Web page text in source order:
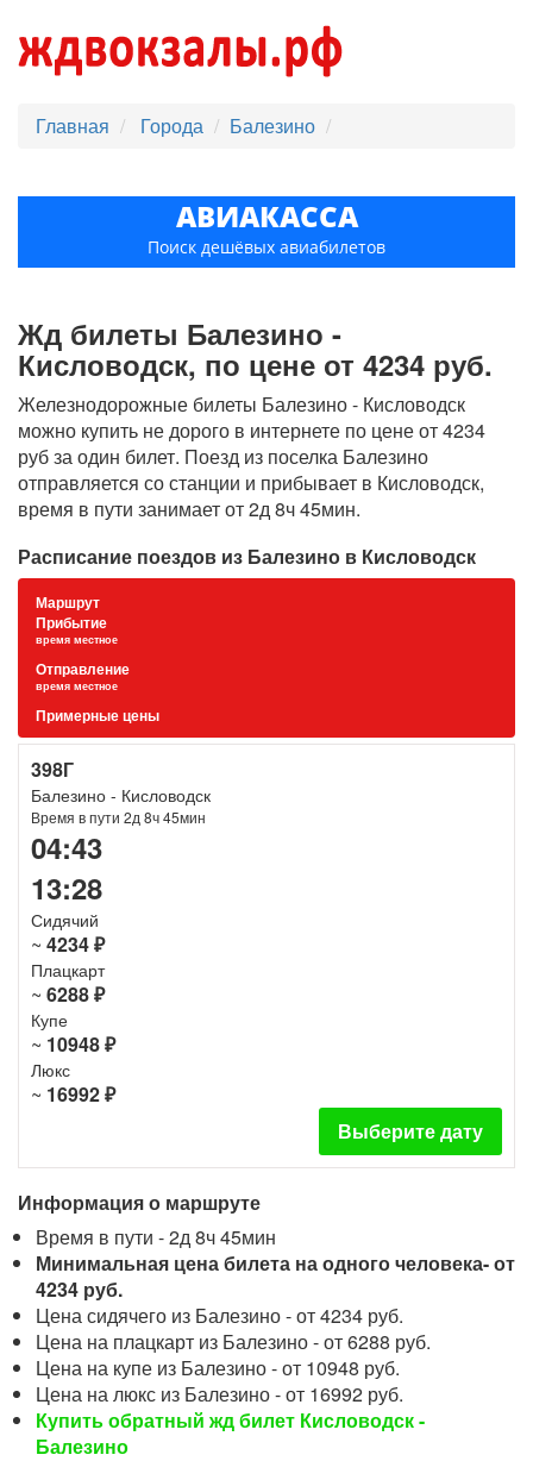
Главная Города Балезино
АВИАКАССА
Поиск дешёвых авиабилетов
Жд билеты Балезино -
Кисловодск, по цене от 4234 руб.
Железнодорожные билеты Балезино - Кисловодск
можно купить не дорого в интернете по цене от 4234
руб за один билет. Поезд из поселка Балезино
отправляется со станции и прибывает в Кисловодск,
время в пути занимает от 2д 8ч 45мин.
Расписание поездов из Балезино в Кисловодск
Маршрут
Прибытие
время местное
Отправление
время местное
Примерные цены
398Г
Балезино - Кисловодск
Время в пути 2д 8ч 45мин
04:43
13:28
Сидячий
~ 4234 ₽
Плацкарт
~ 6288 ₽
Купе
~ 10948 ₽
Люкс
~ 16992 ₽
Выберите дату
Информация о маршруте
Время в пути - 2д 8ч 45мин
Минимальная цена билета на одного человека- от
4234 руб.
Цена сидячего из Балезино - от 4234 руб.
Цена на плацкарт из Балезино - от 6288 руб.
Цена на купе из Балезино - от 10948 руб.
Цена на люкс из Балезино - от 16992 руб.
Купить обратный жд билет Кисловодск -
Балезино